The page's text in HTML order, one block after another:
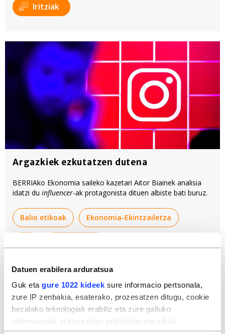
Datuen erabilera arduratsua
Guk eta gure 1022 kideek sure informacio pertsonala,
zure IP zenbakia, esaterako, prozesatzen ditugu, cookie
bezalako teknologiak erabiliz eta zure gailuko
informazioak azitzen dugu publizitate eta eduki
Iritziak
Argazkiek ezkutatzen dutena
BERRIAko Ekonomia saileko kazetari Aitor Biainek analisia
idatzi du influencer-ak protagonista dituen albiste bati buruz.
Balio etikoak Ekonomia-Ekintzailetza
Iritziak